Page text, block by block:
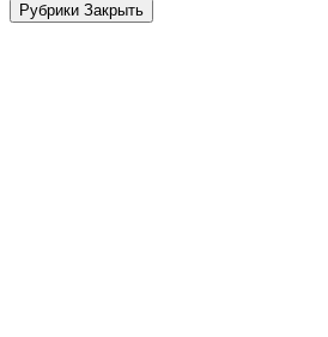
Рубрики Закрыть